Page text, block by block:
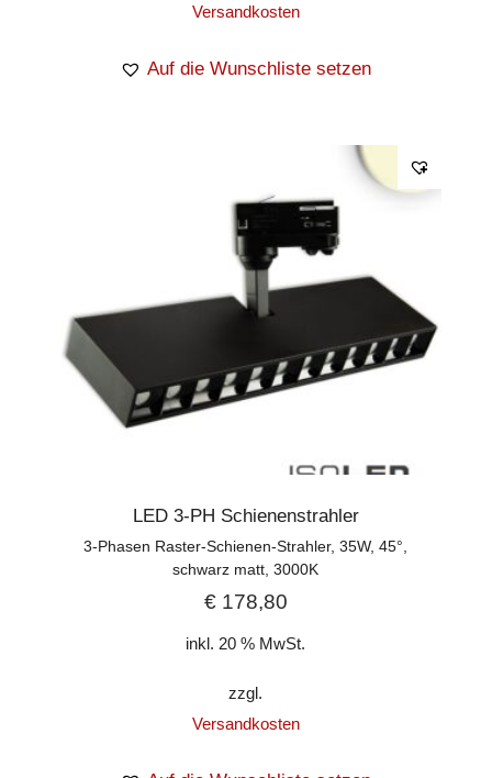
Versandkosten
Auf die Wunschliste setzen
LED 3-PH Schienenstrahler
3-Phasen Raster-Schienen-Strahler, 35W, 45°,
schwarz matt, 3000K
€178,80
inkl. 20 % MwSt.
zzgl.
Versandkosten